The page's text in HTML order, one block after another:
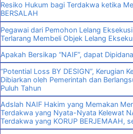
Resiko Hukum bagi Terdakwa ketika
BERSALAH
Pegawai dari Pemohon Lelang
Terlarang Membeli Objek Lelang
Apakah Bersikap “NAIF”, dapat
“Potential Loss BY DESIGN”, Kerugian
Dibiarkan oleh Pemerintah dan
Puluh Tahun
Adslah NAIF Hakim yang Memakan
Terdakwa yang Nyata-Nyata Kelewat
Terdakwa yang KORUP BERJEMAAH,